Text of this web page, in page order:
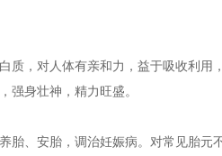
质，对人体有亲和力，益于吸收利用
身壮神，精力旺盛。
胎、安胎，调治妊娠病。对常见胎元